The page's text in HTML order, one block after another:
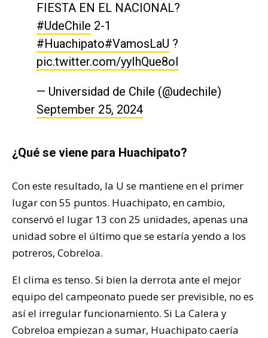
FIESTA EN EL NACIONAL?
#UdeChile 2-1
#Huachipato#VamosLaU ?
pic.twitter.com/yyIhQue8oI
— Universidad de Chile (@udechile)
September 25, 2024
¿Qué se viene para Huachipato?
Con este resultado, la U se mantiene en el primer
lugar con 55 puntos. Huachipato, en cambio,
conservó el lugar 13 con 25 unidades, apenas una
unidad sobre el último que se estaría yendo a los
potreros, Cobreloa.
El clima es tenso. Si bien la derrota ante el mejor
equipo del campeonato puede ser previsible, no es
así el irregular funcionamiento. Si La Calera y
Cobreloa empiezan a sumar, Huachipato caería